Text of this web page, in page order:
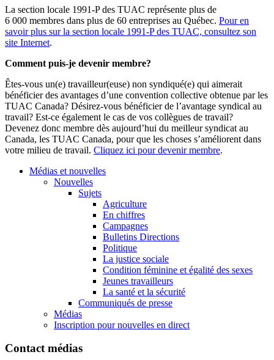
La section locale 1991‑P des TUAC représente plus de
6 000 membres dans plus de 60 entreprises au Québec. Pour en
savoir plus sur la section locale 1991‑P des TUAC, consultez son
site Internet.
Comment puis-je devenir membre?
Êtes-vous un(e) travailleur(euse) non syndiqué(e) qui aimerait
bénéficier des avantages d’une convention collective obtenue par les
TUAC Canada? Désirez-vous bénéficier de l’avantage syndical au
travail? Est-ce également le cas de vos collègues de travail?
Devenez donc membre dès aujourd’hui du meilleur syndicat au
Canada, les TUAC Canada, pour que les choses s’améliorent dans
votre milieu de travail. Cliquez ici pour devenir membre.
Médias et nouvelles
Nouvelles
Sujets
Agriculture
En chiffres
Campagnes
Bulletins Directions
Politique
La justice sociale
Condition féminine et égalité des sexes
Jeunes travailleurs
La santé et la sécurité
Communiqués de presse
Médias
Inscription pour nouvelles en direct
Contact médias